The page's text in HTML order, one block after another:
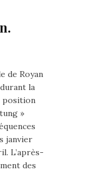
de Royan
la
position
»
janvier
L’après-
des